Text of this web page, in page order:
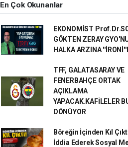
En Çok Okunanlar
EKONOMİST
GÖKTEN ZERAY
HALKA ARZINA
TFF, GALATASARAY VE
FENERBAHÇE ORTAK
AÇIKLAMA
YAPACAK.KAFİLELER
DÖNÜYOR
Böreğin İçinden Kıl
İddia Ederek Sosyal